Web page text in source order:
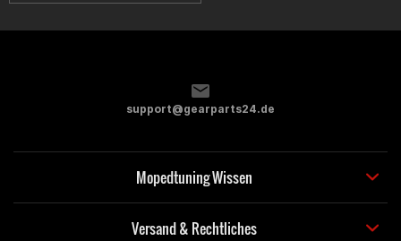
support@gearparts24.de
Mopedtuning Wissen
Versand & Rechtliches